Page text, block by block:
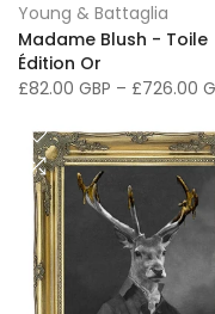
Young & Battaglia
Madame Blush - Toile
Édition Or
£82.00 GBP – £726.00